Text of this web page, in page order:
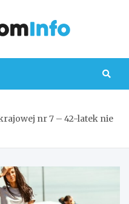
nr 7 – 42-latek nie